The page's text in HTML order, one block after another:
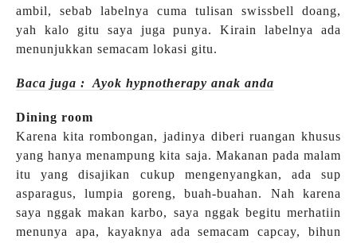
ambil, sebab labelnya cuma tulisan swissbell doang,
yah kalo gitu saya juga punya. Kirain labelnya ada
menunjukkan semacam lokasi gitu.
Baca juga : Ayok hypnotherapy anak anda
Dining room
Karena kita rombongan, jadinya diberi ruangan khusus
yang hanya menampung kita saja. Makanan pada malam
itu yang disajikan cukup mengenyangkan, ada sup
asparagus, lumpia goreng, buah-buahan. Nah karena
saya nggak makan karbo, saya nggak begitu merhatiin
menunya apa, kayaknya ada semacam capcay, bihun